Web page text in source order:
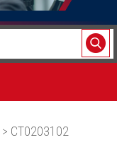
> CT0203102